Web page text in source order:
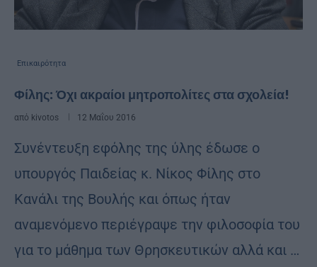
Επικαιρότητα
Φίλης: Όχι ακραίοι μητροπολίτες στα σχολεία!
από kivotos 12 Μαΐου 2016
Συνέντευξη εφόλης της ύλης έδωσε ο
υπουργός Παιδείας κ. Νίκος Φίλης στο
Κανάλι της Βουλής και όπως ήταν
αναμενόμενο περιέγραψε την φιλοσοφία του
για το μάθημα των Θρησκευτικών αλλά και …